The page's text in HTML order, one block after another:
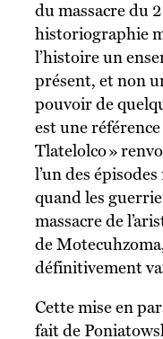
du massacre du
historiographie
l’histoire un
présent, et non
pouvoir de
est une
Tlatelolco »
l’un des
quand les
massacre de
de
définitivement
Cette mise en parallèle n’est pas seulement le
fait de